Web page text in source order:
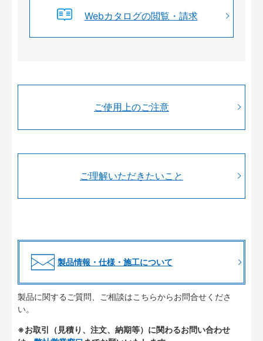
Webカタログの閲覧・請求
ご使用上のご注意
ご理解いただきたいこと
製品情報・仕様・施工について
製品に関するご質問、ご相談はこちらからお問合せくださ
い。
※お取引（見積り、注文、納期等）に関わるお問い合わせ